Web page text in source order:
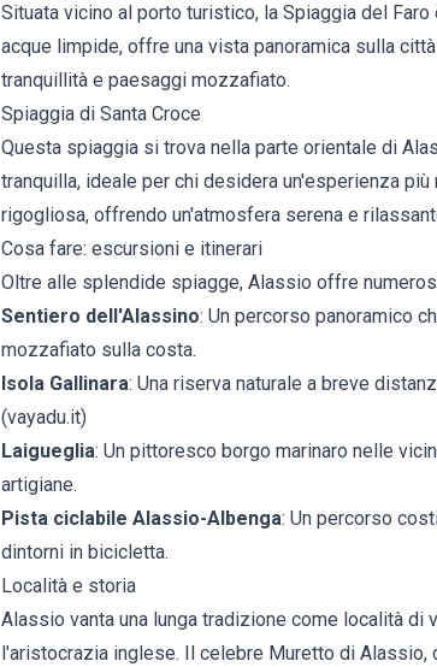
Situata vicino al porto turistico, la Spiaggia del
acque limpide, offre una vista panoramica sulla
tranquillità e paesaggi mozzafiato.
Spiaggia di Santa Croce
Questa spiaggia si trova nella parte orientale di
tranquilla, ideale per chi desidera un'esperienza
rigogliosa, offrendo un'atmosfera serena e
Cosa fare: escursioni e itinerari
Oltre alle splendide spiagge, Alassio offre
Sentiero dell'Alassino: Un percorso panoramico
mozzafiato sulla costa.
Isola Gallinara: Una riserva naturale a breve
(vayadu.it)
Laigueglia: Un pittoresco borgo marinaro nelle
artigiane.
Pista ciclabile Alassio-Albenga: Un percorso
dintorni in bicicletta.
Località e storia
Alassio vanta una lunga tradizione come località
l'aristocrazia inglese. Il celebre Muretto di